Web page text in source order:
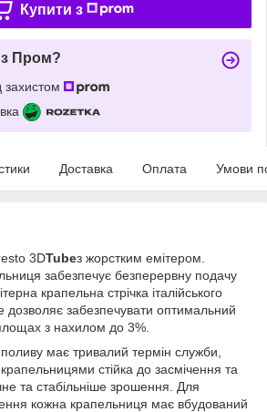
Купити з
з Пром?
захистом
Доставка Оплата Умови
3DTubeз жорстким емітером.
забезпечує безперервну подачу
крапельна стрічка італійського
дозволяє забезпечувати оптимальний
з нахилом до 3%.
має тривалий термін служби,
стійка до засмічення та
та стабільніше зрошення. Для
кожна крапельниця має вбудований